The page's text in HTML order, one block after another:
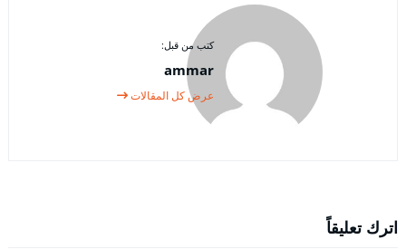
كتب من قبل:
ammar
عرض كل المقالات
اترك تعليقاً